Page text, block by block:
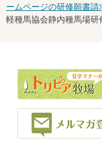
ームページの研修願書請
軽種馬協会静内種馬場研